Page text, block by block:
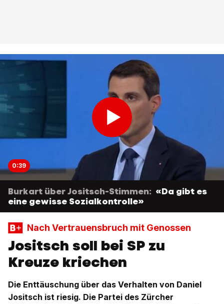
0:39
Burkart über Jositsch-Stimmen: «Da gibt es
eine gewisse Sozialkontrolle»
Nach Vertrauensbruch mit Genossen
Jositsch soll bei SP zu
Kreuze kriechen
Die Enttäuschung über das Verhalten von Daniel
Jositsch ist riesig. Die Partei des Zürcher